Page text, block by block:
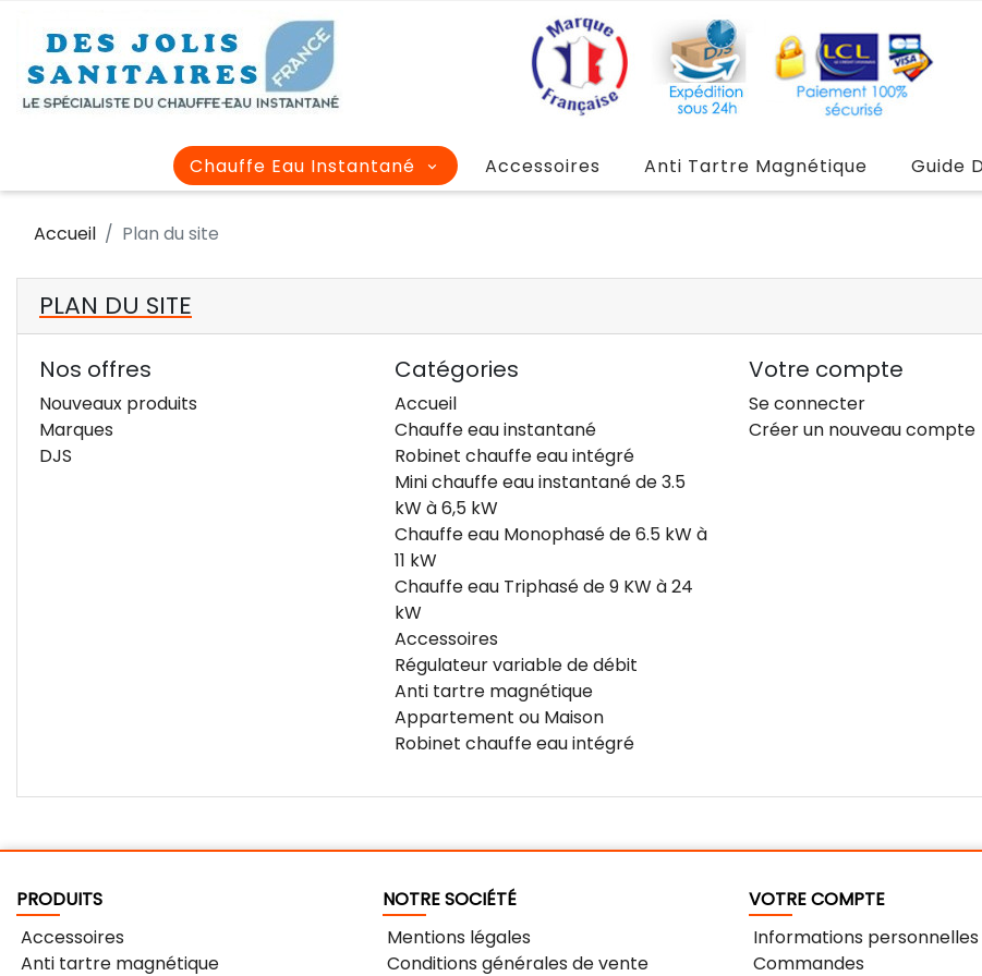
Chauffe Eau Instantané Accessoires Anti Tartre Magnétique Guide
Accueil Plan du site
PLAN DU SITE
Nos offres
Nouveaux produits
Marques
DJS
Catégories
Accueil
Chauffe eau instantané
Robinet chauffe eau intégré
Mini chauffe eau instantané de 3.5
kW à 6,5 kW
Chauffe eau Monophasé de 6.5 kW à
11 kW
Chauffe eau Triphasé de 9 KW à 24
kW
Accessoires
Régulateur variable de débit
Anti tartre magnétique
Appartement ou Maison
Robinet chauffe eau intégré
Votre compte
Se connecter
Créer un nouveau compte
PRODUITS
Accessoires
Anti tartre magnétique
NOTRE SOCIÉTÉ
Mentions légales
Conditions générales de vente
VOTRE COMPTE
Informations personnelles
Commandes